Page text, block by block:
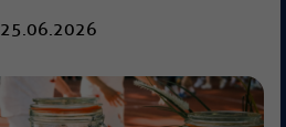
25.06.2026